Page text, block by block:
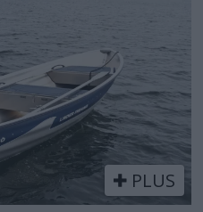
PLUS